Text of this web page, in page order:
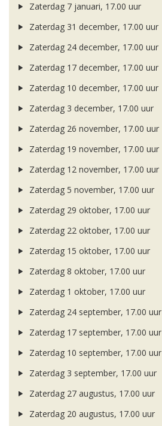
Zaterdag 7 januari, 17.00 uur
Zaterdag 31 december, 17.00 uur
Zaterdag 24 december, 17.00 uur
Zaterdag 17 december, 17.00 uur
Zaterdag 10 december, 17.00 uur
Zaterdag 3 december, 17.00 uur
Zaterdag 26 november, 17.00 uur
Zaterdag 19 november, 17.00 uur
Zaterdag 12 november, 17.00 uur
Zaterdag 5 november, 17.00 uur
Zaterdag 29 oktober, 17.00 uur
Zaterdag 22 oktober, 17.00 uur
Zaterdag 15 oktober, 17.00 uur
Zaterdag 8 oktober, 17.00 uur
Zaterdag 1 oktober, 17.00 uur
Zaterdag 24 september, 17.00 uur
Zaterdag 17 september, 17.00 uur
Zaterdag 10 september, 17.00 uur
Zaterdag 3 september, 17.00 uur
Zaterdag 27 augustus, 17.00 uur
Zaterdag 20 augustus, 17.00 uur